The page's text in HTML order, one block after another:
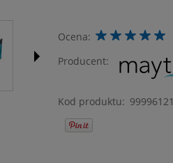
Ocena:
Producent:
Kod produktu: 99996121